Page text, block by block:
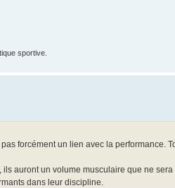
sportive.
forcément un lien avec la performance.
auront un volume musculaire que ne
dans leur discipline.